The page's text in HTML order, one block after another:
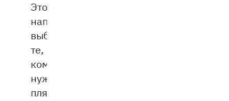
Это
направление
выбирают
те,
кому
нужны
пляжи